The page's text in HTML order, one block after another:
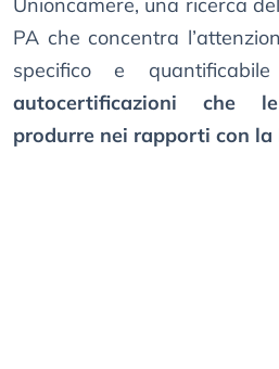
Unioncamere, una ricerca
PA che concentra
specifico e
autocertificazioni che
produrre nei rapporti con la